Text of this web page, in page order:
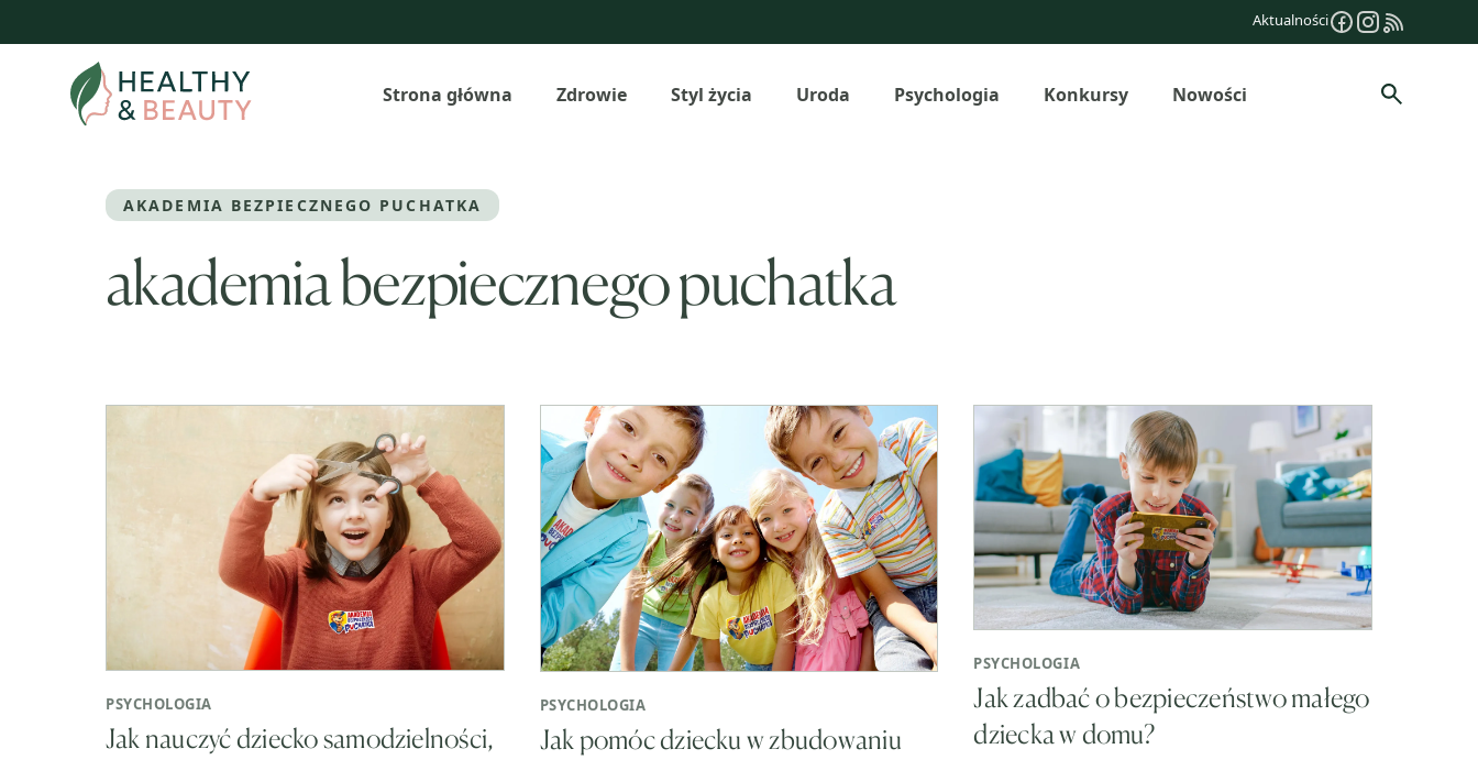
do
Aktualności
Strona główna Zdrowie Styl życia Uroda Psychologia Konkursy Nowości Szukaj
AKADEMIA BEZPIECZNEGO PUCHATKA
akademia bezpiecznego puchatka
PSYCHOLOGIA
Jak nauczyć dziecko samodzielności,
PSYCHOLOGIA
Jak pomóc dziecku w zbudowaniu
PSYCHOLOGIA
Jak zadbać o bezpieczeństwo małego
dziecka w domu?